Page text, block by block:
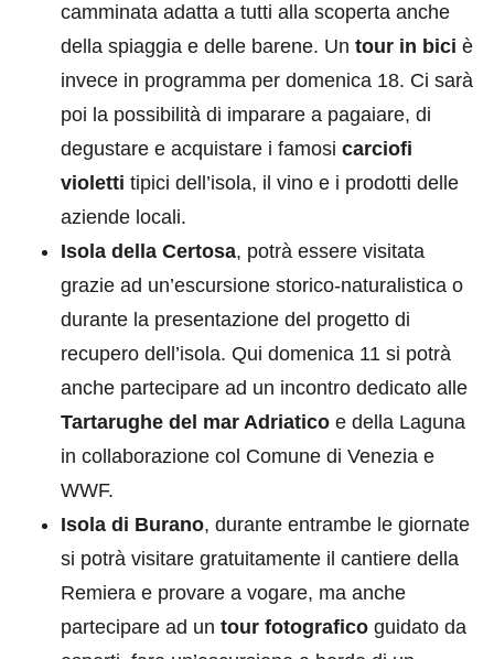
camminata adatta a tutti alla scoperta anche
della spiaggia e delle barene. Un tour in bici è
invece in programma per domenica 18. Ci sarà
poi la possibilità di imparare a pagaiare, di
degustare e acquistare i famosi carciofi
violetti tipici dell’isola, il vino e i prodotti delle
aziende locali.
Isola della Certosa, potrà essere visitata
grazie ad un’escursione storico-naturalistica o
durante la presentazione del progetto di
recupero dell’isola. Qui domenica 11 si potrà
anche partecipare ad un incontro dedicato alle
Tartarughe del mar Adriatico e della Laguna
in collaborazione col Comune di Venezia e
WWF.
Isola di Burano, durante entrambe le giornate
si potrà visitare gratuitamente il cantiere della
Remiera e provare a vogare, ma anche
partecipare ad un tour fotografico guidato da